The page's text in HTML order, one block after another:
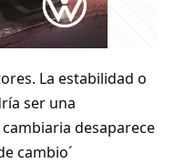
La estabilidad o
ser una
desaparece
cambio´